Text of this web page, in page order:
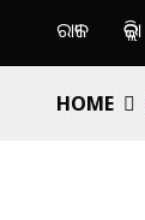
ରାଜ୍ୟ ଜିଲ୍ଲା
HOME